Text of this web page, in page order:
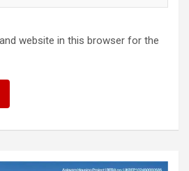
website in this browser for the